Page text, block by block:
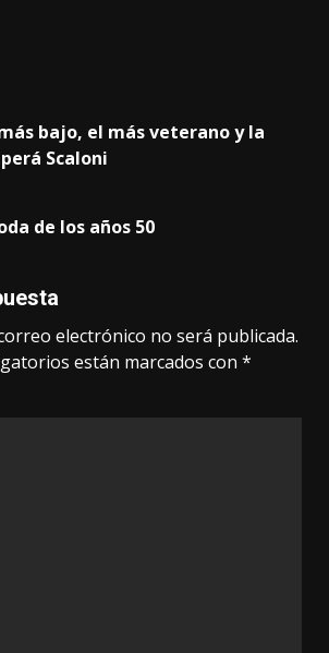
bajo, el más veterano y la
Scaloni
de los años 50
electrónico no será publicada.
están marcados con *